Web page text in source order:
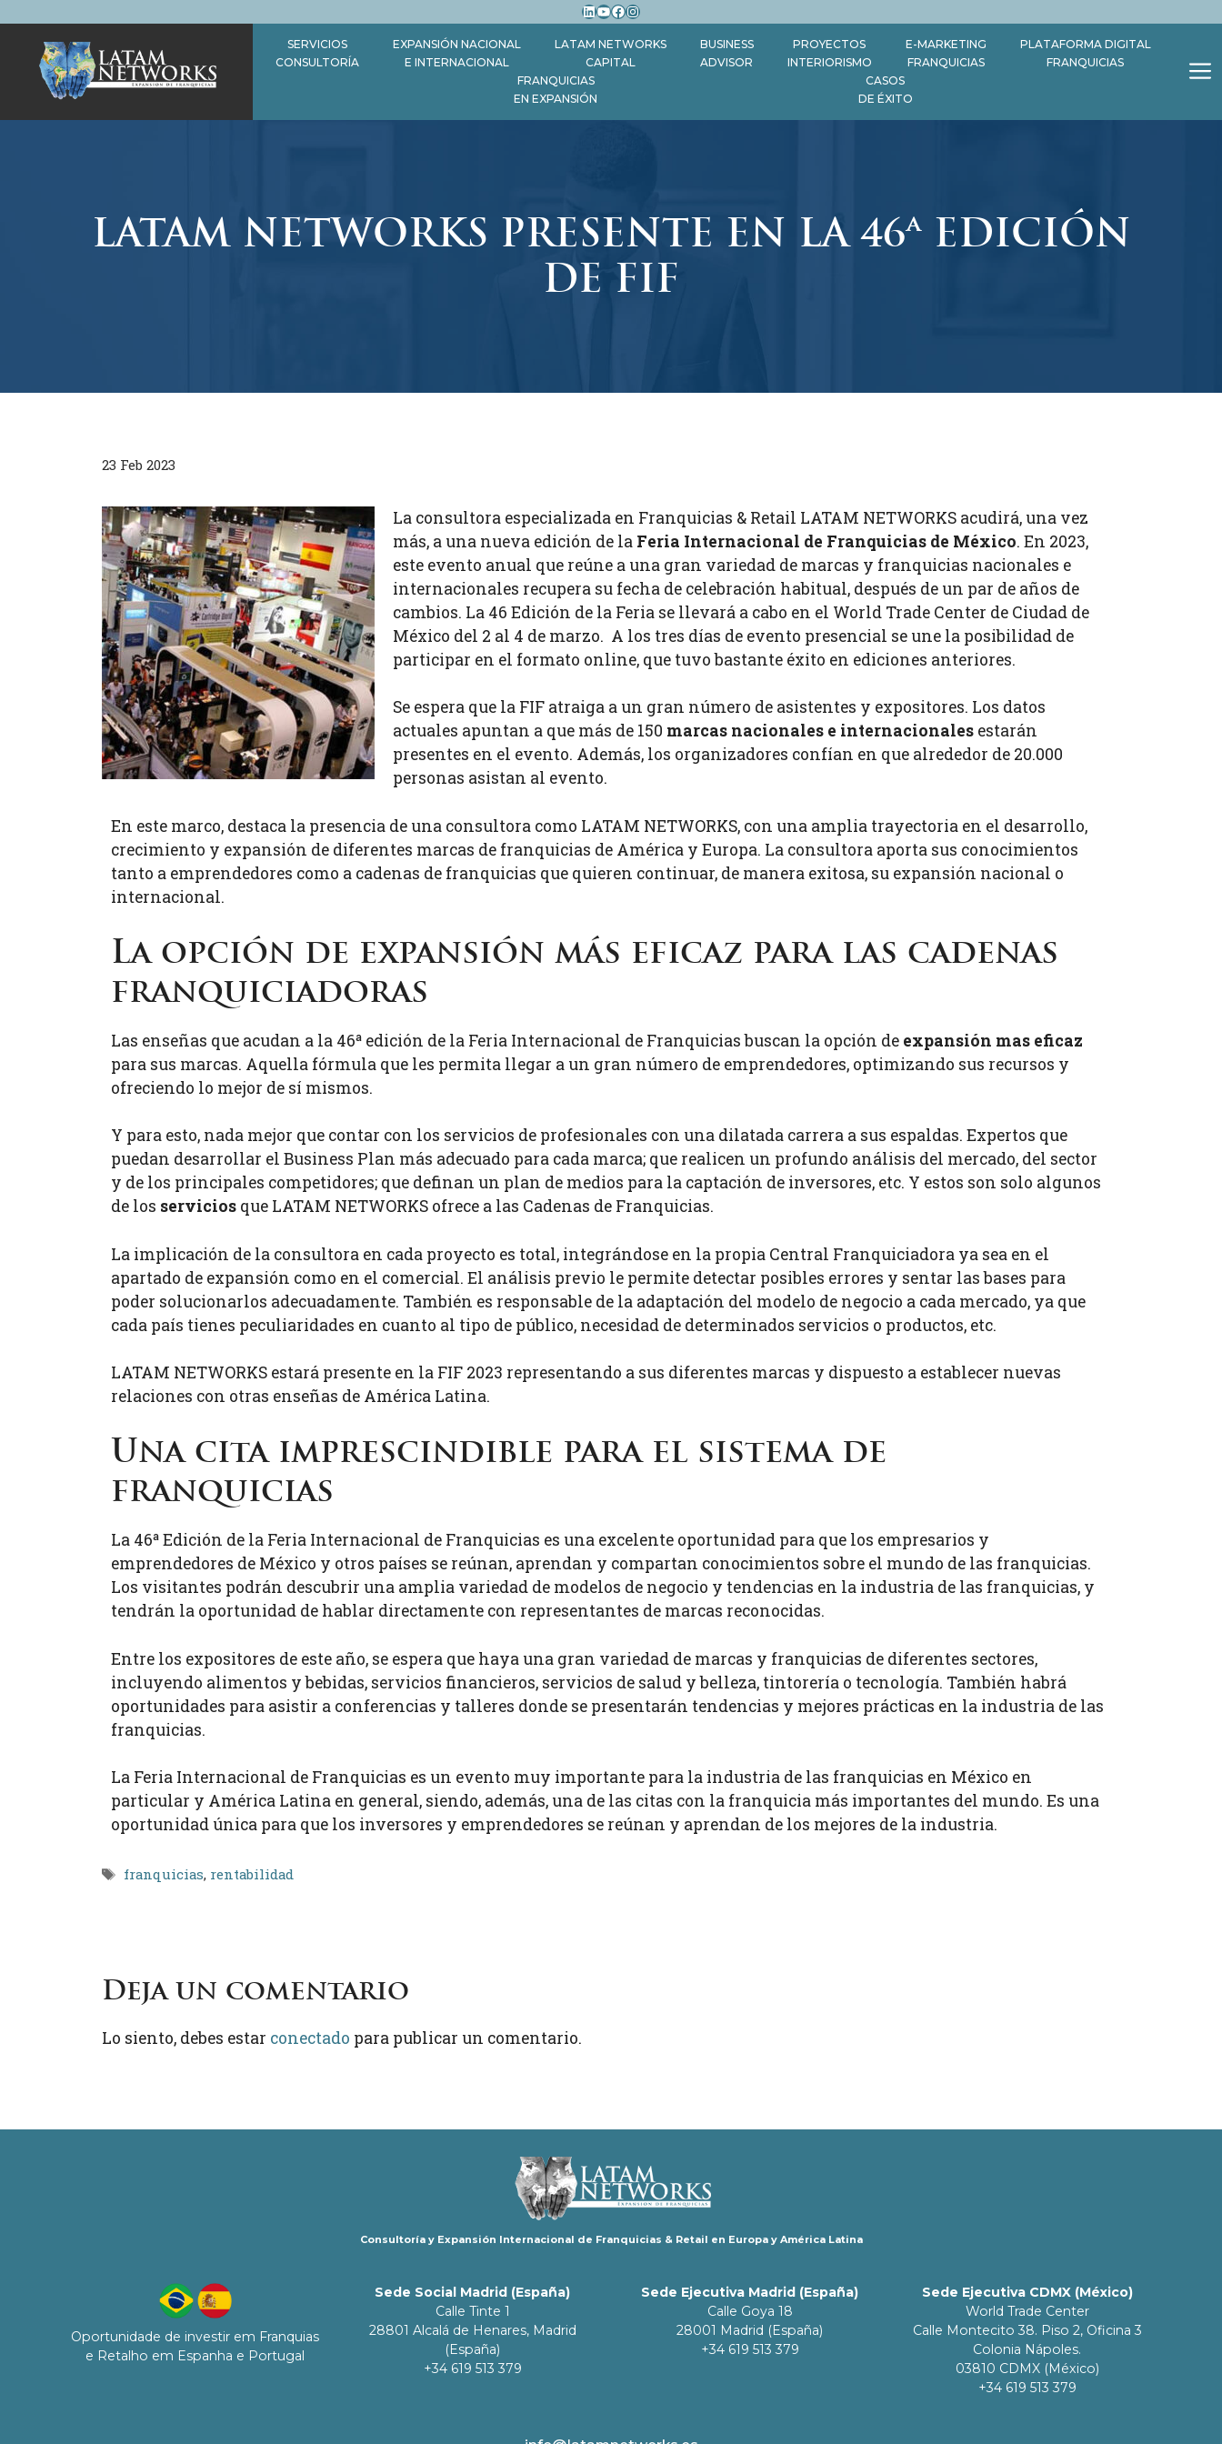
contenido
LinkedIn
YouTube
Facebook
Instagram
SERVICIOS
CONSULTORÍA
EXPANSIÓN NACIONAL
E INTERNACIONAL
LATAM NETWORKS
CAPITAL
BUSINESS
ADVISOR
PROYECTOS
INTERIORISMO
E-MARKETING
FRANQUICIAS
PLATAFORMA DIGITAL
FRANQUICIAS
FRANQUICIAS
EN EXPANSIÓN
CASOS
DE ÉXITO
LATAM NETWORKS PRESENTE EN LA 46ª EDICIÓN
DE FIF
23 Feb 2023
La consultora especializada en Franquicias & Retail LATAM NETWORKS acudirá, una vez
más, a una nueva edición de la Feria Internacional de Franquicias de México. En 2023,
este evento anual que reúne a una gran variedad de marcas y franquicias nacionales e
internacionales recupera su fecha de celebración habitual, después de un par de años de
cambios. La 46 Edición de la Feria se llevará a cabo en el World Trade Center de Ciudad de
México del 2 al 4 de marzo. A los tres días de evento presencial se une la posibilidad de
participar en el formato online, que tuvo bastante éxito en ediciones anteriores.
Se espera que la FIF atraiga a un gran número de asistentes y expositores. Los datos
actuales apuntan a que más de 150 marcas nacionales e internacionales estarán
presentes en el evento. Además, los organizadores confían en que alrededor de 20.000
personas asistan al evento.
En este marco, destaca la presencia de una consultora como LATAM NETWORKS, con una amplia trayectoria en el desarrollo,
crecimiento y expansión de diferentes marcas de franquicias de América y Europa. La consultora aporta sus conocimientos
tanto a emprendedores como a cadenas de franquicias que quieren continuar, de manera exitosa, su expansión nacional o
internacional.
La opción de expansión más eficaz para las cadenas
franquiciadoras
Las enseñas que acudan a la 46ª edición de la Feria Internacional de Franquicias buscan la opción de expansión mas eficaz
para sus marcas. Aquella fórmula que les permita llegar a un gran número de emprendedores, optimizando sus recursos y
ofreciendo lo mejor de sí mismos.
Y para esto, nada mejor que contar con los servicios de profesionales con una dilatada carrera a sus espaldas. Expertos que
puedan desarrollar el Business Plan más adecuado para cada marca; que realicen un profundo análisis del mercado, del sector
y de los principales competidores; que definan un plan de medios para la captación de inversores, etc. Y estos son solo algunos
de los servicios que LATAM NETWORKS ofrece a las Cadenas de Franquicias.
La implicación de la consultora en cada proyecto es total, integrándose en la propia Central Franquiciadora ya sea en el
apartado de expansión como en el comercial. El análisis previo le permite detectar posibles errores y sentar las bases para
poder solucionarlos adecuadamente. También es responsable de la adaptación del modelo de negocio a cada mercado, ya que
cada país tienes peculiaridades en cuanto al tipo de público, necesidad de determinados servicios o productos, etc.
LATAM NETWORKS estará presente en la FIF 2023 representando a sus diferentes marcas y dispuesto a establecer nuevas
relaciones con otras enseñas de América Latina.
Una cita imprescindible para el sistema de
franquicias
La 46ª Edición de la Feria Internacional de Franquicias es una excelente oportunidad para que los empresarios y
emprendedores de México y otros países se reúnan, aprendan y compartan conocimientos sobre el mundo de las franquicias.
Los visitantes podrán descubrir una amplia variedad de modelos de negocio y tendencias en la industria de las franquicias, y
tendrán la oportunidad de hablar directamente con representantes de marcas reconocidas.
Entre los expositores de este año, se espera que haya una gran variedad de marcas y franquicias de diferentes sectores,
incluyendo alimentos y bebidas, servicios financieros, servicios de salud y belleza, tintorería o tecnología. También habrá
oportunidades para asistir a conferencias y talleres donde se presentarán tendencias y mejores prácticas en la industria de las
franquicias.
La Feria Internacional de Franquicias es un evento muy importante para la industria de las franquicias en México en
particular y América Latina en general, siendo, además, una de las citas con la franquicia más importantes del mundo. Es una
oportunidad única para que los inversores y emprendedores se reúnan y aprendan de los mejores de la industria.
Etiquetas
franquicias, rentabilidad
Deja un comentario
Lo siento, debes estar conectado para publicar un comentario.
Consultoría y Expansión Internacional de Franquicias & Retail en Europa y América Latina
Oportunidade de investir em Franquias
e Retalho em Espanha e Portugal
Sede Social Madrid (España)
Calle Tinte 1
28801 Alcalá de Henares, Madrid
(España)
+34 619 513 379
Sede Ejecutiva Madrid (España)
Calle Goya 18
28001 Madrid (España)
+34 619 513 379
Sede Ejecutiva CDMX (México)
World Trade Center
Calle Montecito 38. Piso 2, Oficina 3
Colonia Nápoles.
03810 CDMX (México)
+34 619 513 379